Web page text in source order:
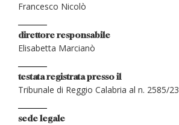
Francesco Nicolò
direttore responsabile
Elisabetta Marcianò
testata registrata presso il
Tribunale di Reggio Calabria al n. 2585/23
sede legale